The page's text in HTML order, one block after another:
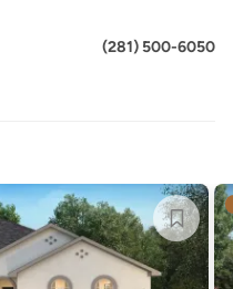
(281) 500-6050